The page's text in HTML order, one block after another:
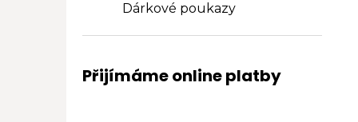
Dárkové poukazy
Přijímáme online platby